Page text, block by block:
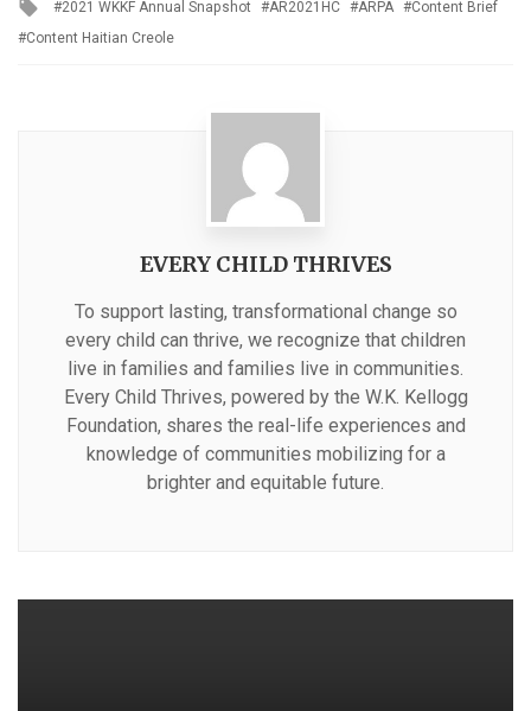
2021 WKKF Annual Snapshot AR2021HC ARPA
Content Brief
Content Haitian Creole
EVERY CHILD THRIVES
To support lasting, transformational change so
every child can thrive, we recognize that children
live in families and families live in communities.
Every Child Thrives, powered by the W.K. Kellogg
Foundation, shares the real-life experiences and
knowledge of communities mobilizing for a
brighter and equitable future.